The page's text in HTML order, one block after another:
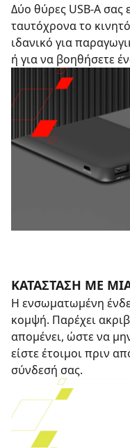
Δύο θύρες USB-A σας
ταυτόχρονα το
ιδανικό για
ή για να βοηθήσετε
ΚΑΤΆΣΤΑΣΗ ΜΕ
Η ενσωματωμένη
κομψή. Παρέχει
απομένει, ώστε να
είστε έτοιμοι πριν
σύνδεσή σας.